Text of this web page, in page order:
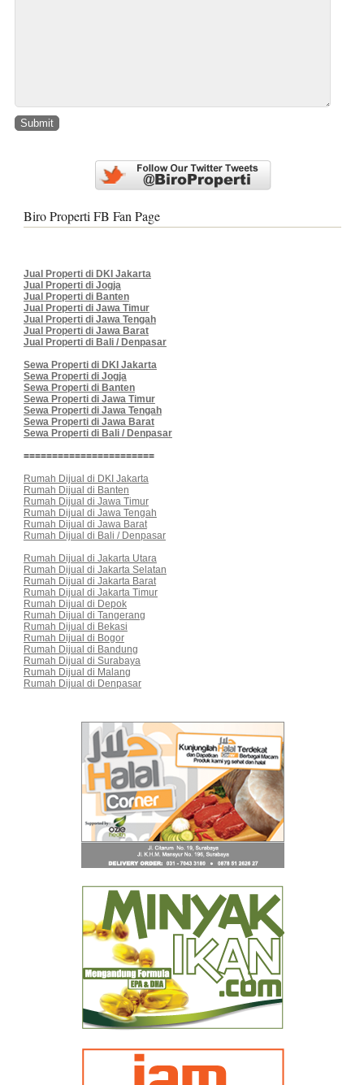
Biro Properti FB Fan Page
Jual Properti di DKI Jakarta
Jual Properti di Jogja
Jual Properti di Banten
Jual Properti di Jawa Timur
Jual Properti di Jawa Tengah
Jual Properti di Jawa Barat
Jual Properti di Bali / Denpasar
Sewa Properti di DKI Jakarta
Sewa Properti di Jogja
Sewa Properti di Banten
Sewa Properti di Jawa Timur
Sewa Properti di Jawa Tengah
Sewa Properti di Jawa Barat
Sewa Properti di Bali / Denpasar
=======================
Rumah Dijual di DKI Jakarta
Rumah Dijual di Banten
Rumah Dijual di Jawa Timur
Rumah Dijual di Jawa Tengah
Rumah Dijual di Jawa Barat
Rumah Dijual di Bali / Denpasar
Rumah Dijual di Jakarta Utara
Rumah Dijual di Jakarta Selatan
Rumah Dijual di Jakarta Barat
Rumah Dijual di Jakarta Timur
Rumah Dijual di Depok
Rumah Dijual di Tangerang
Rumah Dijual di Bekasi
Rumah Dijual di Bogor
Rumah Dijual di Bandung
Rumah Dijual di Surabaya
Rumah Dijual di Malang
Rumah Dijual di Denpasar